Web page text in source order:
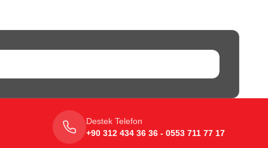
Destek Telefon
+90 312 434 36 36 - 0553 711 77 17